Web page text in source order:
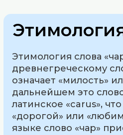
Этимология слова
древнегреческому
означает «милость»
дальнейшем это
латинское «carus»,
«дорогой» или
языке слово «чар»